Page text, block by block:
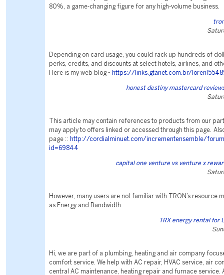
80%, a game-changing figure for any high-volume business.
Depending on card usage, you could rack up hundreds of
perks, credits, and discounts at select hotels, airlines, and
Here is my web blog - https://links.gtanet.com.br/
honest destiny mastercard
This article may contain references to products from our
may apply to offers linked or accessed through this page.
page ::
http://cordialminuet.com/incrementensemble/
id=69844
capital one venture vs venture x
However, many users are not familiar with TRON’s resource
as Energy and Bandwidth.
TRX energy rental for
Hi, we are part of a plumbing, heating and air company
comfort service. We help with AC repair, HVAC service, air
central AC maintenance, heating repair and furnace service.